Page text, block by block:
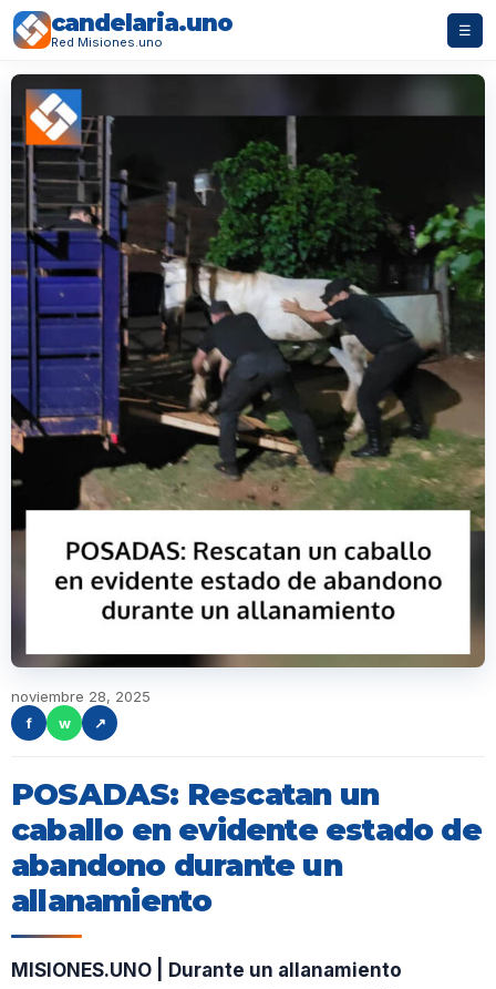
candelaria.uno
Red Misiones.uno
☰
noviembre 28, 2025
f
w ↗
POSADAS: Rescatan un
caballo en evidente estado de
abandono durante un
allanamiento
MISIONES.UNO | Durante un allanamiento